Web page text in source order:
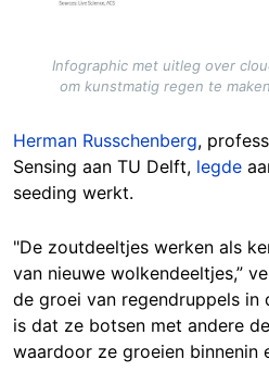
Infographic met uitleg over
om kunstmatig regen te
Herman Russchenberg,
Sensing aan TU Delft, legde
seeding werkt.
"De zoutdeeltjes werken als
van nieuwe wolkendeeltjes,”
de groei van regendruppels in
is dat ze botsen met andere
waardoor ze groeien binnenin